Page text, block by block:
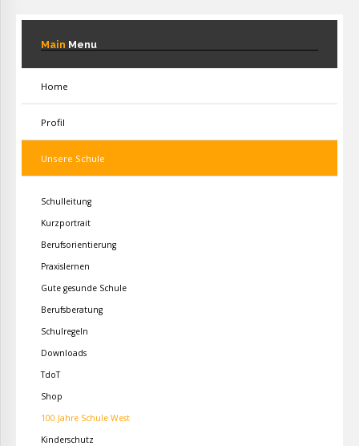
Main Menu
Home
Profil
Unsere Schule
Schulleitung
Kurzportrait
Berufsorientierung
Praxislernen
Gute gesunde Schule
Berufsberatung
Schulregeln
Downloads
TdoT
Shop
100 Jahre Schule West
Kinderschutz